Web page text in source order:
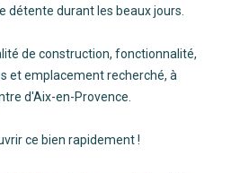
détente durant les beaux jours.
de construction, fonctionnalité,
et emplacement recherché, à
d'Aix-en-Provence.
ce bien rapidement !